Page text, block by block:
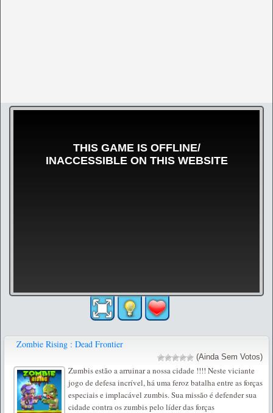
Zombie Rising : Dead Frontier
(Ainda Sem Votos)
Zumbis estão a arruinar a nossa cidade !!!! Neste viciante
jogo de defesa incrível, há uma feroz batalha entre as forças
especiais e implacável zumbis. Sua missão é defender sua
cidade contra os zumbis pelo líder das forças